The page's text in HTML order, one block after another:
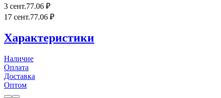
3 сент.77.06 ₽
17 сент.77.06 ₽
Характеристики
Наличие
Оплата
Доставка
Оптом